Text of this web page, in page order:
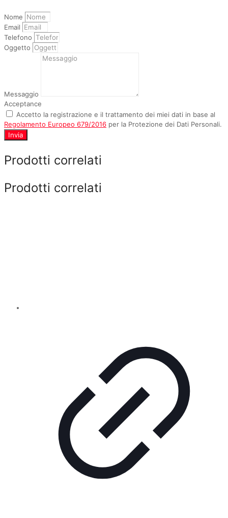
Nome
Email
Telefono
Oggetto
Messaggio
Acceptance
Accetto la registrazione e il trattamento dei miei dati in base al
Regolamento Europeo 679/2016 per la Protezione dei Dati Personali.
Invia
Prodotti correlati
Prodotti correlati